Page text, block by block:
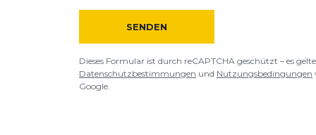
SENDEN
Dieses Formular ist durch reCAPTCHA geschützt – es
Datenschutzbestimmungen und Nutzungsbedingungen
Google.